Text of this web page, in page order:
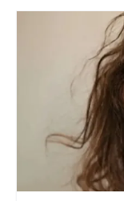
mocniej odchodzi
typ choroby –
leczenia
Znaczenie mają
stopień
genetyczny guza,
współistniejące,
tolerancja
przemyślane
osiągnięcie
obciążania
Warszawa coraz
nowoczesnego